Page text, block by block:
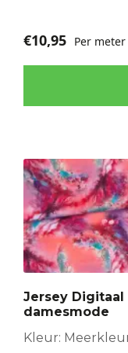
€10,95 Per meter
Jersey
damesmode
Kleur: